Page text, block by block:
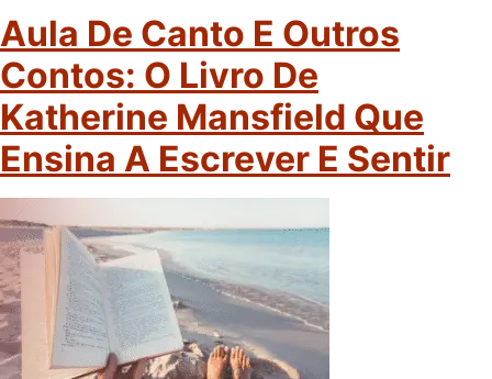
Aula De Canto E Outros
Contos: O Livro De
Katherine Mansfield Que
Ensina A Escrever E Sentir